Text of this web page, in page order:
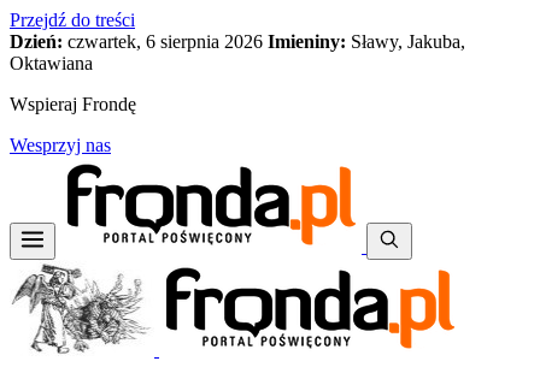
Przejdź do treści
Dzień: czwartek, 6 sierpnia 2026 Imieniny: Sławy, Jakuba,
Oktawiana
Wspieraj Frondę
Wesprzyj nas